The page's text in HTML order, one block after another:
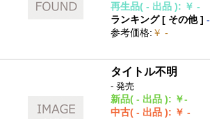
再生品( - 出品 ): ￥ -
ランキング [ その他]-
参考価格: ￥ -
タイトル不明
- 発売
新品( - 出品 ): ￥-
中古( - 出品 ): ￥ -